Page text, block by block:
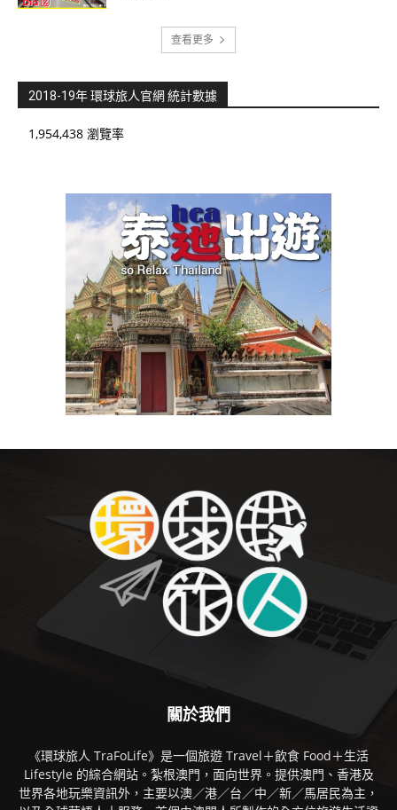
查看更多
2018-19年 環球旅人官網 統計數據
1,954,438 瀏覽率
關於我們
《環球旅人 TraFoLife》是一個旅遊 Travel＋飲食 Food＋生活
Lifestyle 的綜合網站。紮根澳門，面向世界。提供澳門、香港及
世界各地玩樂資訊外，主要以澳／港／台／中／新／馬居民為主，